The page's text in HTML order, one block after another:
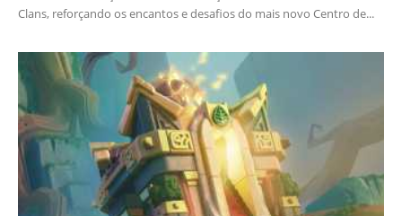
Clans, reforçando os encantos e desafios do mais novo Centro de...